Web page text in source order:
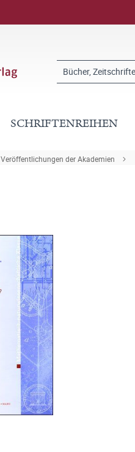
SCHRIFTENREIHEN
Veröffentlichungen der Akademien